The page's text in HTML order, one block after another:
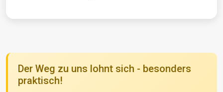
Der Weg zu uns lohnt sich - besonders
praktisch!